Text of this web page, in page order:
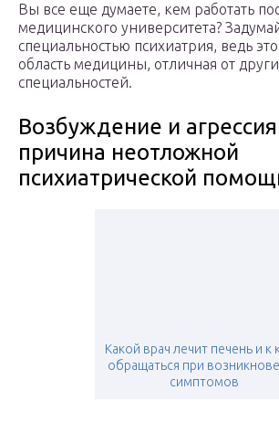
Вы все еще думаете, кем работать
медицинского университета?
специальностью психиатрия, ведь
область медицины, отличная от
специальностей.
Возбуждение и
причина неотложной
психиатрической
Какой врач лечит печень и к
обращаться при
симптомов